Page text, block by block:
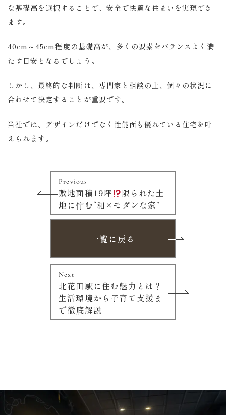
な基礎高を選択することで、安全で快適な住まいを実現でき
ます。
40cm～45cm程度の基礎高が、多くの要素をバランスよく満
たす目安となるでしょう。
しかし、最終的な判断は、専門家と相談の上、個々の状況に
合わせて決定することが重要です。
当社では、デザインだけでなく性能面も優れている住宅を叶
えられます。
Previous
敷地面積19坪
限られた土
地に佇む“和×モダンな家”
一覧に戻る
Next
北花田駅に住む魅力とは？
生活環境から子育て支援ま
で徹底解説